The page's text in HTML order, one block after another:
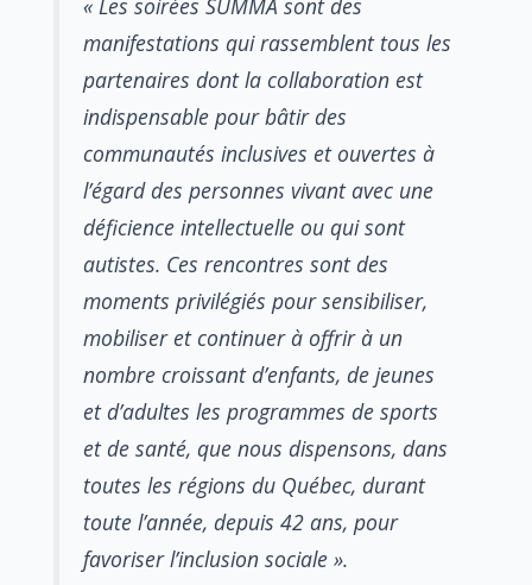
« Les soirées SUMMA sont des
manifestations qui rassemblent tous les
partenaires dont la collaboration est
indispensable pour bâtir des
communautés inclusives et ouvertes à
l’égard des personnes vivant avec une
déficience intellectuelle ou qui sont
autistes. Ces rencontres sont des
moments privilégiés pour sensibiliser,
mobiliser et continuer à offrir à un
nombre croissant d’enfants, de jeunes
et d’adultes les programmes de sports
et de santé, que nous dispensons, dans
toutes les régions du Québec, durant
toute l’année, depuis 42 ans, pour
favoriser l’inclusion sociale ».